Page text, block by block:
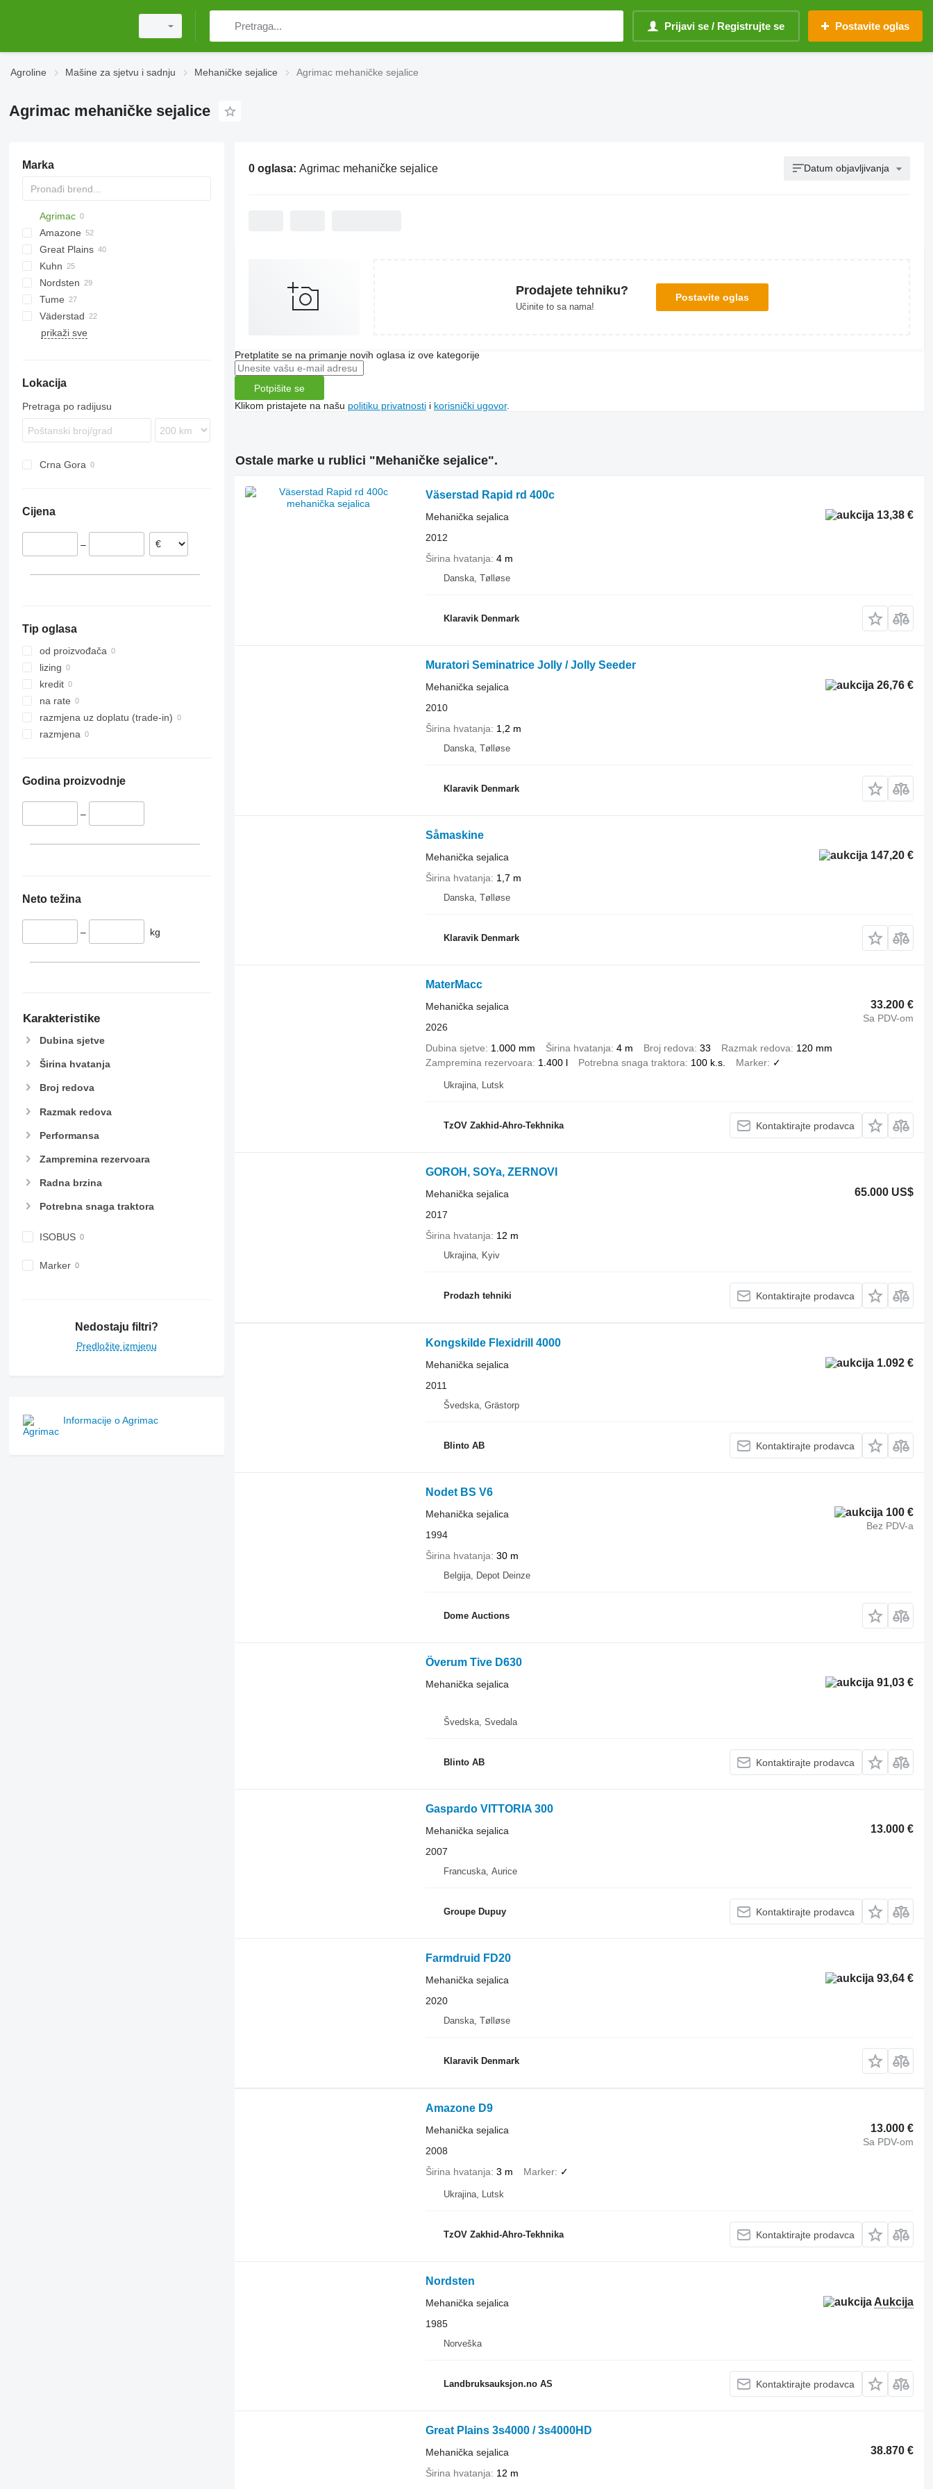
Prijavi se / Registrujte se Postavite oglas
Agroline Mašine za sjetvu i sadnju Mehaničke sejalice Agrimac mehaničke sejalice
Agrimac mehaničke sejalice
Marka
Agrimac
SN300
SR
Amazone
AD
Cataya
D-series
KE
KG
KW
Green Plains
S-series
Astra
SZF
Great Plains
CPH
YP
DK
Express
Pronto
Versa
455
750
1590
7000
HT3000
Demeter
Duo Alfa
Kuhn
HR
HRB
Maxima
Premia
NG
Vitu
Saphir
Solitair
Zirkon
DC
DM
30
NG
Nordsten
Lift-o-matic
Lion
Vitasem
Rasat
Tume
HKL
KL
SZM
DZ
Väderstad
Cultus
D62
prikaži sve
Lokacija
Pretraga po radijusu
Crna Gora
Cijena
–
Tip oglasa
od proizvođača
lizing
kredit
na rate
razmjena uz doplatu (trade-in)
razmjena
Godina proizvodnje
–
Neto težina
– kg
Karakteristike
Dubina sjetve
Širina hvatanja
Broj redova
Razmak redova
Performansa
Zampremina rezervoara
Radna brzina
Potrebna snaga traktora
ISOBUS
Marker
Nedostaju filtri?
Predložite izmjenu
Informacije o Agrimac
0 oglasa: Agrimac mehaničke sejalice Datum objavljivanja
Prodajete tehniku?
Učinite to sa nama!
Postavite oglas
Pretplatite se na primanje novih oglasa iz ove kategorije
Potpišite se
Klikom pristajete na našu politiku privatnostii korisnički ugovor.
Ostale marke u rublici "Mehaničke sejalice".
Väserstad Rapid rd 400c
13,38 €
Mehanička sejalica
2012
Širina hvatanja 4 m
Danska, Tølløse
Klaravik Denmark
Muratori Seminatrice Jolly / Jolly Seeder
26,76 €
Mehanička sejalica
2010
Širina hvatanja
1,2 m
Danska, Tølløse
Klaravik Denmark
Såmaskine
147,20 €
Mehanička sejalica
Širina hvatanja
1,7 m
Danska, Tølløse
Klaravik Denmark
MaterMacc
33.200 €
Sa PDV-om
Mehanička sejalica
2026
Dubina sjetve
1.000 mm Širina hvatanja 4 m Broj redova 33 Razmak redova
120 mm
Zampremina rezervoara
1.400 l Potrebna snaga traktora 100 k.s. Marker ✓
Ukrajina, Lutsk
TzOV Zakhid-Ahro-Tekhnika Kontaktirajte prodavca
GOROH, SOYa, ZERNOVI
65.000 US$
Mehanička sejalica
2017
Širina hvatanja
12 m
Ukrajina, Kyiv
Prodazh tehniki Kontaktirajte prodavca
Kongskilde Flexidrill 4000
1.092 €
Mehanička sejalica
2011
Švedska, Grästorp
Blinto AB Kontaktirajte prodavca
Nodet BS V6
100 €
Bez PDV-a
Mehanička sejalica
1994
Širina hvatanja 30 m
Belgija, Depot Deinze
Dome Auctions
Överum Tive D630
91,03 €
Mehanička sejalica
Švedska, Svedala
Blinto AB Kontaktirajte prodavca
Gaspardo VITTORIA 300
13.000 €
Mehanička sejalica
2007
Francuska, Aurice
Groupe Dupuy Kontaktirajte prodavca
Farmdruid FD20
93,64 €
Mehanička sejalica
2020
Danska, Tølløse
Klaravik Denmark
Amazone D9
13.000 €
Sa PDV-om
Mehanička sejalica
2008
Širina hvatanja 3 m Marker ✓
Ukrajina, Lutsk
TzOV Zakhid-Ahro-Tekhnika Kontaktirajte prodavca
Nordsten
Aukcija
Mehanička sejalica
1985
Norveška
Landbruksauksjon.no AS Kontaktirajte prodavca
Great Plains 3s4000 / 3s4000HD
38.870 €
Mehanička sejalica
Širina hvatanja
12 m